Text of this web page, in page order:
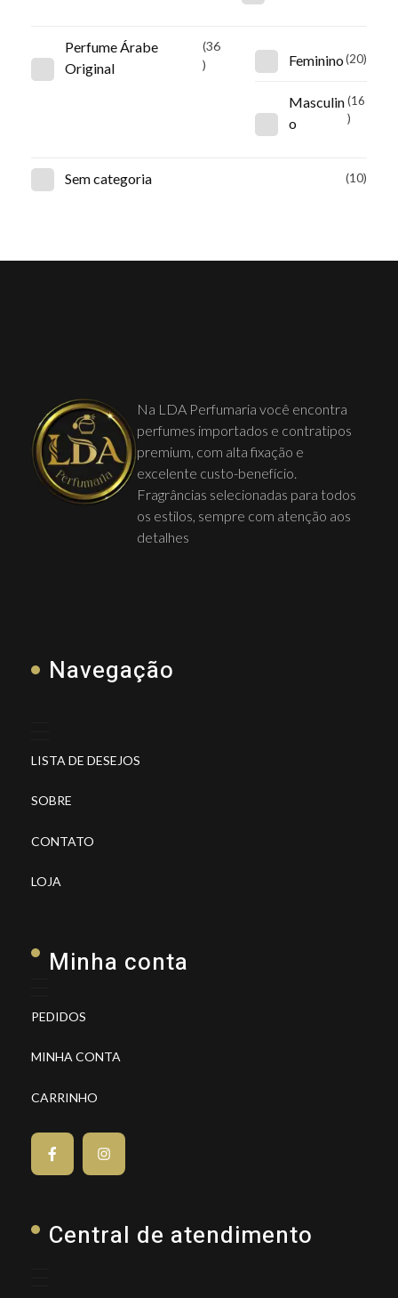
Perfume Árabe
Original
(36
)
Feminino(20)
Masculin
o
(16
)
Sem categoria (10)
Na LDA Perfumaria você encontra
perfumes importados e contratipos
premium, com alta fixação e
excelente custo-benefício.
Fragrâncias selecionadas para todos
os estilos, sempre com atenção aos
detalhes
Navegação
LISTA DE DESEJOS
SOBRE
CONTATO
LOJA
Minha conta
PEDIDOS
MINHA CONTA
CARRINHO
Central de atendimento